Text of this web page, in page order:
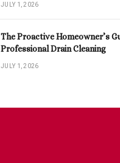
JULY 1, 2026
The Proactive Homeowner’s
Professional Drain Cleaning
JULY 1, 2026